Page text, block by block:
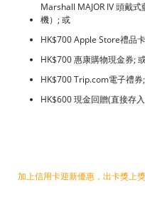
Marshall MAJOR IV 頭戴
機）; 或
HK$700 Apple Store禮品
HK$700 惠康購物現金券;
HK$700 Trip.com電子禮券
HK$600 現金回贈(直接存
加上信用卡迎新優惠，出卡獎上獎